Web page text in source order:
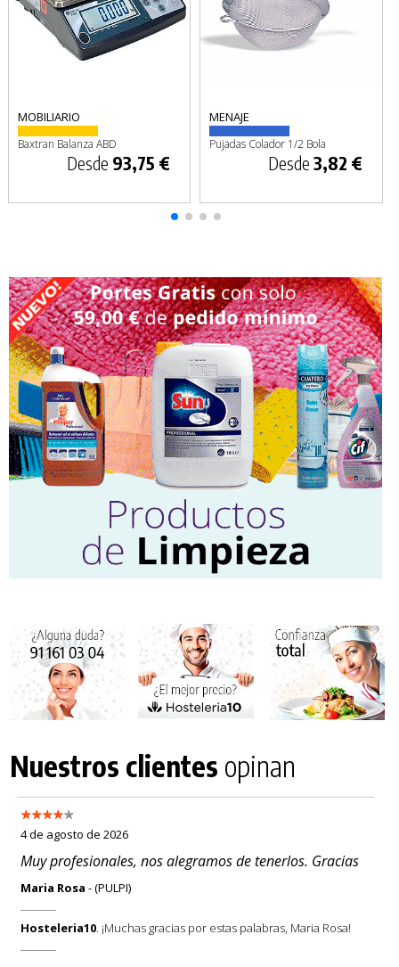
MOBILIARIO
Baxtran Balanza ABD
Desde 93,75 €
MENAJE
Pujadas Colador 1/2 Bola
Desde 3,82 €
Nuestros clientes opinan
4 de agosto de 2026
Muy profesionales, nos alegramos de tenerlos. Gracias
Maria Rosa - (PULPI)
Hosteleria10. ¡Muchas gracias por estas palabras, Maria Rosa!